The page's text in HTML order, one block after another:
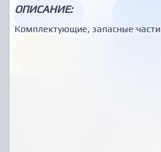
ОПИСАНИЕ:
Комплектующие, запасные части